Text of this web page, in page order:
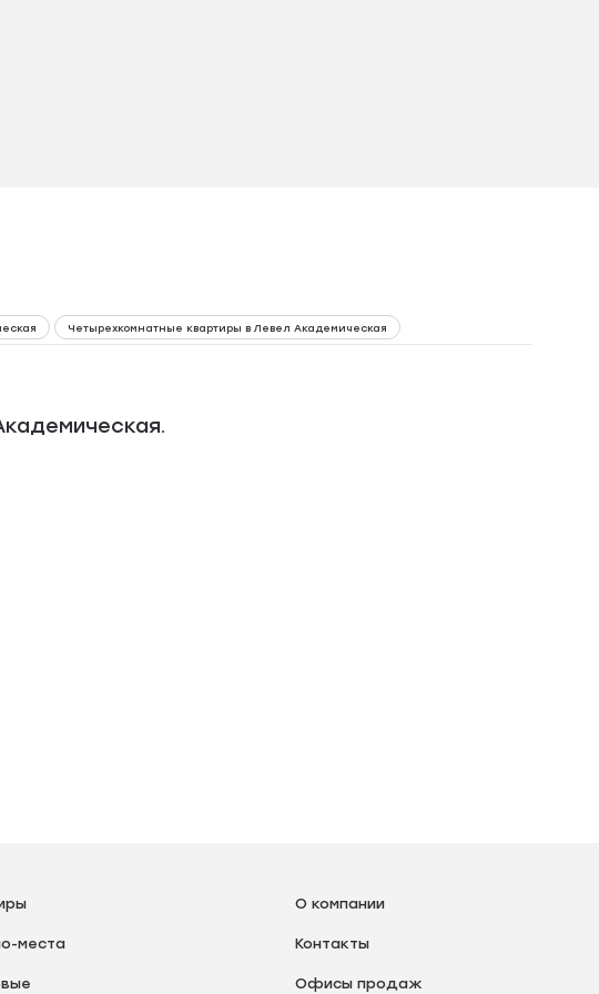
Четырехкомнатные квартиры в Левел Академическая
места
О компании
Контакты
Офисы продаж